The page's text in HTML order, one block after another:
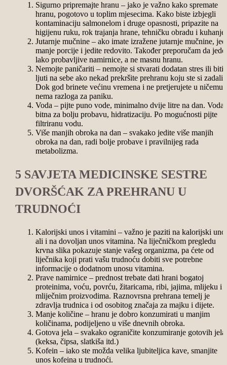
Sigurno pripremajte hranu – jako je važno kako spremate
hranu, pogotovo u toplim mjesecima. Kako biste izbjegli
kontaminaciju salmonelom i druge opasnosti, pripazite na
higijenu ruku, rok trajanja hrane, tehničku obradu i kuhanje.
Jutarnje mučnine – ako imate izražene jutarnje mučnine,
manje porcije i jedite redovito. Također preporučam da
lako probavljive namirnice, a ne masnu hranu.
Nemojte paničariti – nemojte si stvarati dodatan stres ili biti
ljuti na sebe ako nekad prekršite prehranu koju ste si zadali.
Dok god brinete većinu vremena i ne pretjerujete u ničemu,
nema razloga za paniku.
Voda – pijte puno vode, minimalno dvije litre na dan. Voda
bitna za bolju probavu, hidratizaciju. Po mogućnosti pijte
filtriranu vodu.
Više manjih obroka na dan – svakako jedite više manjih
obroka na dan, radi bolje probave i pravilnijeg rada
metabolizma.
5 SAVJETA MEDICINSKE SESTRE
DVORŠĆAK ZA PREHRANU U
TRUDNOĆI
Kalorijski unos i vitamini – važno je paziti na kalorijski
ali i na dovoljan unos vitamina. Na liječničkom pregledu
krvna slika pokazuje stanje vašeg organizma, pa ćete od
liječnika koji prati vašu trudnoću dobiti sve potrebne
informacije o dodatnom unosu vitamina.
Prave namirnice – prednost trebate dati hrani bogatoj
proteinima, voću, povrću, žitaricama, ribi, jajima, mlijeku i
mliječnim proizvodima. Raznovrsna prehrana temelj je
zdravlja trudnica i od osobitog značaja za majku i dijete.
Manje količine – hranu je dobro konzumirati u manjim
količinama, podijeljeno u više dnevnih obroka.
Gotova jela – svakako ograničite konzumiranje gotovih jela
(keksa, čipsa, slatkiša itd.)
Kofein – iako ste možda velika ljubiteljica kave, smanjite
unos kofeina u trudnoći.